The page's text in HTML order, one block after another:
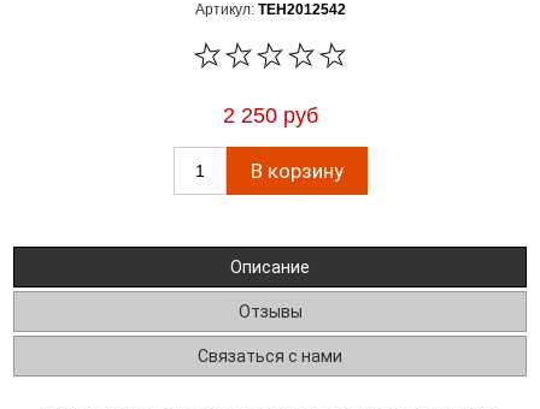
Артикул: TEH2012542
2 250 руб
Описание
Отзывы
Связаться с нами